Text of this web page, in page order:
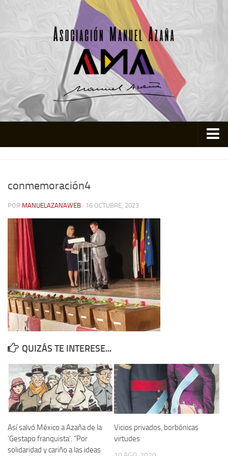
Actividades
Colabora
Contacto
Memoria Histórica
Investigación previa de la represión en Talavera de la Reina (1937-
1947).
Informe Represión en Toledo 1936-1947 | Buscador
Informe de la fosa de abril de 1939 de Tembleque
Enciclopedia Republicana
Personajes republicanos
Izquierda Republicana. Agrupaciones y Militantes (1934-1939)
Izquierda Republicana. Navarra
Izquierda Republicana. Galicia
Textos esenciales del republicanismo
conmemoración4
POR MANUELAZANAWEB · 16 OCTUBRE, 2023
QUIZÁS TE INTERESE...
Así salvó México a Azaña de la
‘Gestapo franquista’: “Por
solidaridad y cariño a las ideas
Vicios privados, borbónicas
virtudes